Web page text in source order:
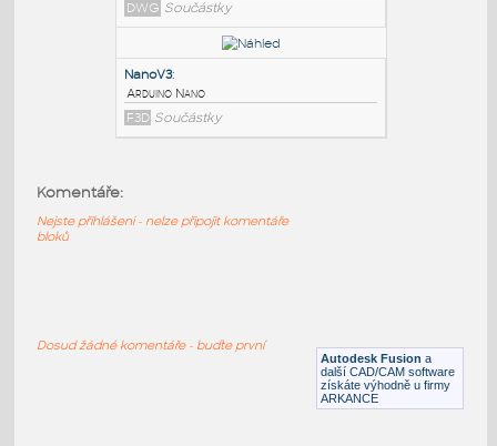
Arduino MEGA2650:
Arduino MEGA2650
F3D Součástky
Arduino-UNO
Arduino Nano
Autodesk Fusion a
další CAD/CAM software
získáte výhodně u firmy
ARKANCE
Komentáře:
Nejste přihlášeni - nelze připojit komentáře
bloků
Dosud žádné komentáře - buďte první